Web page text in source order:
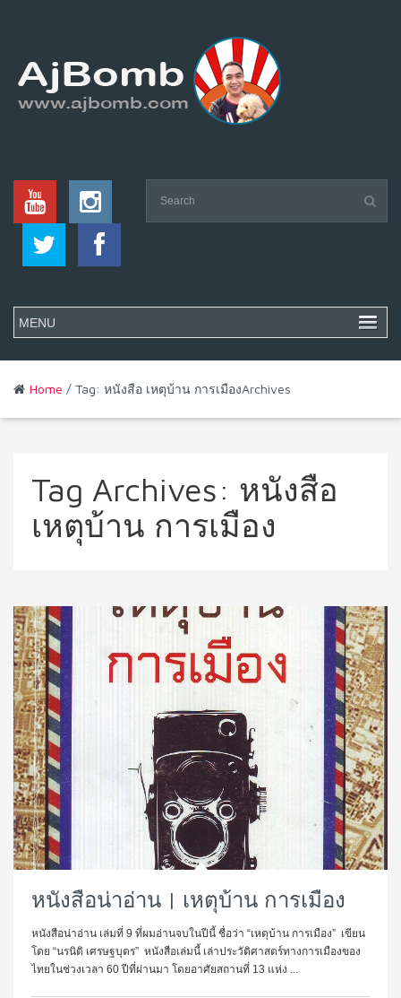
Home / Tag: หนังสือ เหตุบ้าน การเมืองArchives
Tag Archives: หนังสือ
เหตุบ้าน การเมือง
หนังสือน่าอ่าน | เหตุบ้าน การเมือง
หนังสือน่าอ่าน เล่มที่ 9 ที่ผมอ่านจบในปีนี้ ชื่อว่า “เหตุบ้าน การเมือง” เขียน
โดย “นรนิติ เศรษฐบุตร” หนังสือเล่มนี้ เล่าประวัติศาสตร์ทางการเมืองของ
ไทยในช่วงเวลา 60 ปีที่ผ่านมา โดยอาศัยสถานที่ 13 แห่ง ...